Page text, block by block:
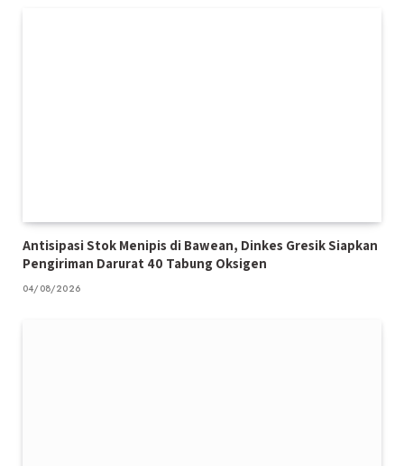
Antisipasi Stok Menipis di Bawean, Dinkes Gresik Siapkan
Pengiriman Darurat 40 Tabung Oksigen
04/08/2026